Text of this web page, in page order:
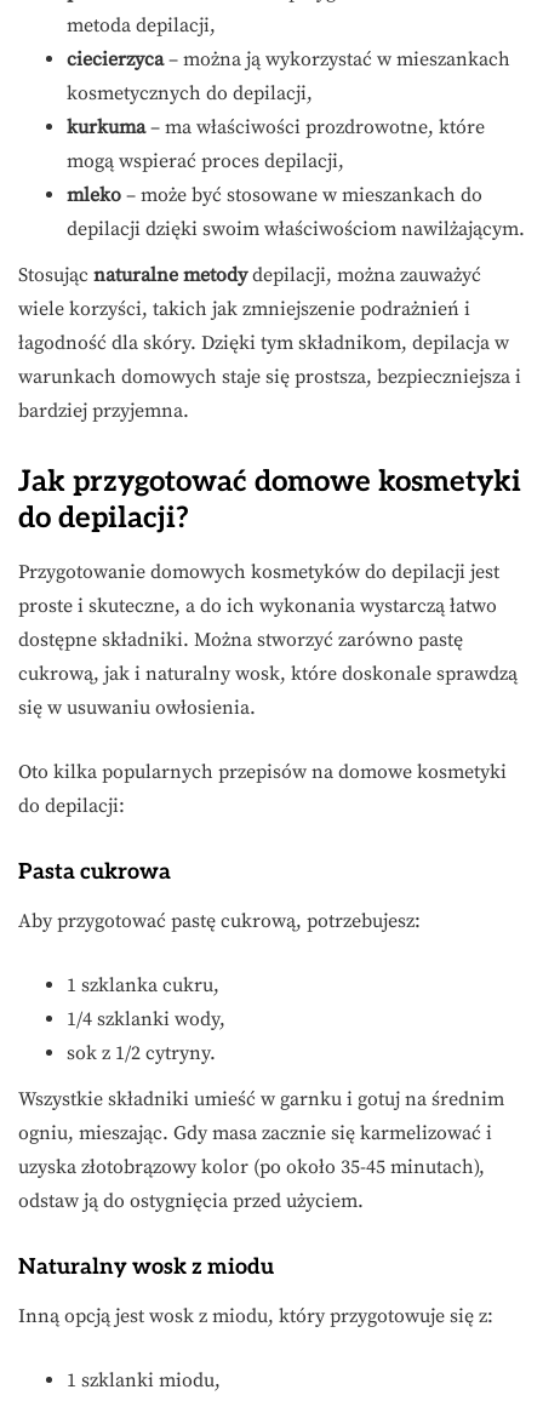
metoda depilacji,
ciecierzyca– można ją wykorzystać w mieszankach
kosmetycznych do depilacji,
kurkuma– ma właściwości prozdrowotne, które
mogą wspierać proces depilacji,
mleko – może być stosowane w mieszankach do
depilacji dzięki swoim właściwościom nawilżającym.
Stosując naturalne metodydepilacji, można zauważyć
wiele korzyści, takich jak zmniejszenie podrażnień i
łagodność dla skóry. Dzięki tym składnikom, depilacja w
warunkach domowych staje się prostsza, bezpieczniejsza i
bardziej przyjemna.
Jak przygotować domowe kosmetyki
do depilacji?
Przygotowanie domowych kosmetyków do depilacji jest
proste i skuteczne, a do ich wykonania wystarczą łatwo
dostępne składniki. Można stworzyć zarówno pastę
cukrową, jak i naturalny wosk, które doskonale sprawdzą
się w usuwaniu owłosienia.
Oto kilka popularnych przepisów na domowe kosmetyki
do depilacji:
Pasta cukrowa
Aby przygotować pastę cukrową, potrzebujesz:
1 szklanka cukru,
1/4 szklanki wody,
sok z 1/2 cytryny.
Wszystkie składniki umieść w garnku i gotuj na średnim
ogniu, mieszając. Gdy masa zacznie się karmelizować i
uzyska złotobrązowy kolor (po około 35-45 minutach),
odstaw ją do ostygnięcia przed użyciem.
Naturalny wosk z miodu
Inną opcją jest wosk z miodu, który przygotowuje się z:
1 szklanki miodu,